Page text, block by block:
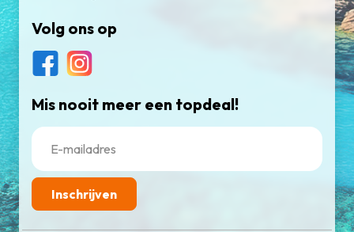
Volg ons op
Mis nooit meer een topdeal!
Inschrijven